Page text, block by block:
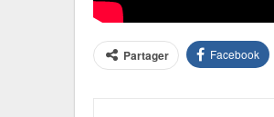
Partager Facebook